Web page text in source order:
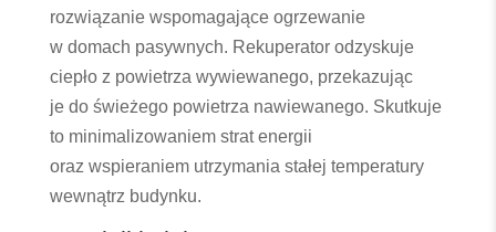
rozwiązanie wspomagające ogrzewanie
w domach pasywnych. Rekuperator odzyskuje
ciepło z powietrza wywiewanego, przekazując
je do świeżego powietrza nawiewanego. Skutkuje
to minimalizowaniem strat energii
oraz wspieraniem utrzymania stałej temperatury
wewnątrz budynku.